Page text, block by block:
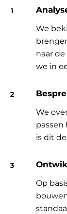
We
naar
we in
We
passen
is dit
Op